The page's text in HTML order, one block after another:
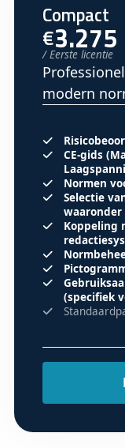
Compact
€3.275
/ Eerste licentie
modern
CE-gids
Normen
Selectie
waaronder
Koppeling
(specifiek